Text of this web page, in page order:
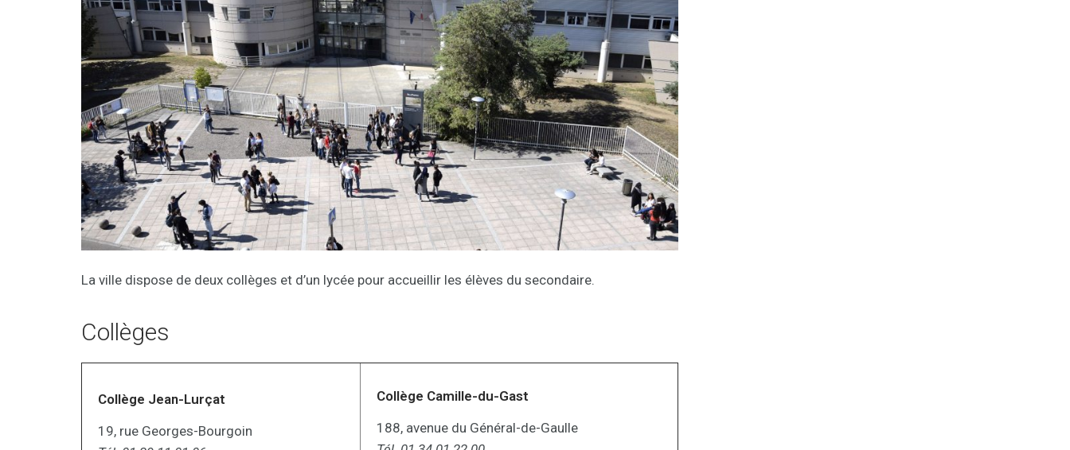
La ville dispose de deux collèges et d’un lycée pour accueillir les élèves du secondaire.
Collèges
Collège Jean-Lurçat
19, rue Georges-Bourgoin
Collège Camille-du-Gast
188, avenue du Général-de-Gaulle